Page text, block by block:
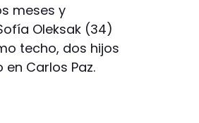
meses y
Oleksak (34)
techo, dos hijos
Carlos Paz.